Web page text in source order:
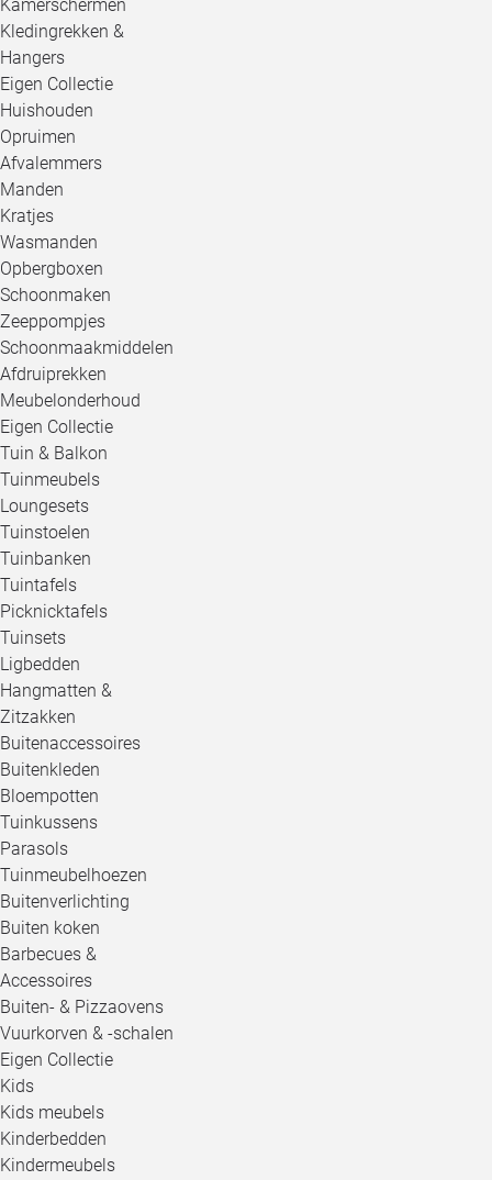
Kamerschermen
Kledingrekken &
Hangers
Eigen Collectie
Huishouden
Opruimen
Afvalemmers
Manden
Kratjes
Wasmanden
Opbergboxen
Schoonmaken
Zeeppompjes
Schoonmaakmiddelen
Afdruiprekken
Meubelonderhoud
Eigen Collectie
Tuin & Balkon
Tuinmeubels
Loungesets
Tuinstoelen
Tuinbanken
Tuintafels
Picknicktafels
Tuinsets
Ligbedden
Hangmatten &
Zitzakken
Buitenaccessoires
Buitenkleden
Bloempotten
Tuinkussens
Parasols
Tuinmeubelhoezen
Buitenverlichting
Buiten koken
Barbecues &
Accessoires
Buiten- & Pizzaovens
Vuurkorven & -schalen
Eigen Collectie
Kids
Kids meubels
Kinderbedden
Kindermeubels